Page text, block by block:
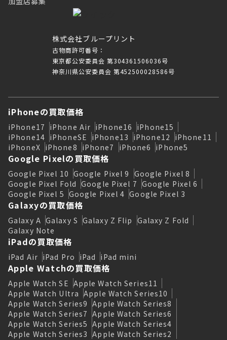
株式会社ブループリント
古物商許可番号：
東京都公安委員会 第304361506036号
神奈川県公安委員会 第452500028586号
iPhoneの買取価格
iPhone17 iPhone Air iPhone16 iPhone15
iPhone14 iPhoneSE iPhone13 iPhone12 iPhone11
iPhoneX iPhone8 iPhone7 iPhone6 iPhone5
Google Pixelの買取価格
Google Pixel 10 Google Pixel 9 Google Pixel 8
Google Pixel Fold Google Pixel 7 Google Pixel 6
Google Pixel 5 Google Pixel 4 Google Pixel 3
Galaxyの買取価格
Galaxy A Galaxy S Galaxy Z Flip Galaxy Z Fold
Galaxy Note
iPadの買取価格
iPad Air iPad Pro iPad iPad mini
Apple Watchの買取価格
Apple Watch SE Apple Watch Series11
Apple Watch Ultra Apple Watch Series10
Apple Watch Series9 Apple Watch Series8
Apple Watch Series7 Apple Watch Series6
Apple Watch Series5 Apple Watch Series4
Apple Watch Series3 Apple Watch Series2